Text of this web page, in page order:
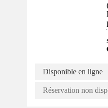
Disponible en ligne
Réservation non